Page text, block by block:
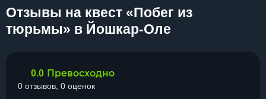
Отзывы на квест «Побег из
тюрьмы» в Йошкар-Оле
0.0 Превосходно
0 отзывов, 0 оценок